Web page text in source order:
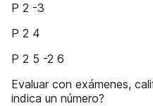
P 2 -3
P 2 4
P 2 5 -2 6
Evaluar con exámenes,
indica un número?